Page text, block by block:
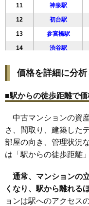
3,440万
(118.6万円/
無料
渋谷本町マンショ
交通 初台駅（5分
相場 3,650万
(65.2万円/㎡
マ
無料
ライオンズガーデ
住所 東京都渋谷区
29 幡ケ谷
30 南平台町
31 道玄坂
11 神泉駅
12 初台駅
13 参宮橋駅
14 渋谷駅
16 笹塚駅
17 幡ケ谷駅
価格を詳細に分析
■駅からの徒歩距離で
中古マンションの資
さ、間取り、建築した
部屋の向き、管理状況
は「駅からの徒歩距離」
通常、マンションの
くなり、駅から離れる
ョンは駅へのアクセス